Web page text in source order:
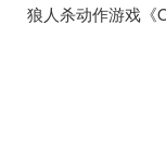
狼人杀动作游戏《